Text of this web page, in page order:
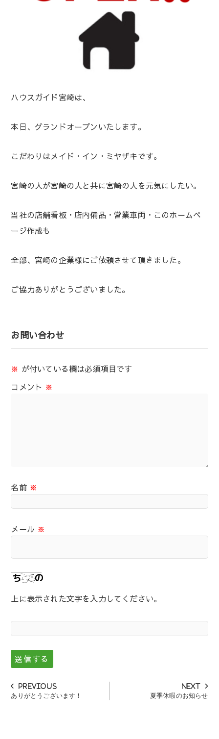
ハウスガイド宮崎は、
本日、グランドオープンいたします。
こだわりはメイド・イン・ミヤザキです。
宮崎の人が宮崎の人と共に宮崎の人を元気にしたい。
当社の店舗看板・店内備品・営業車両・このホームペ
ージ作成も
全部、宮崎の企業様にご依頼させて頂きました。
ご協力ありがとうございました。
お問い合わせ
※ が付いている欄は必須項目です
コメント ※
名前 ※
メール ※
上に表示された文字を入力してください。
投
稿
PreviousPrevious
post:
ありがとうございます！
Next
夏季休暇のお知らせ